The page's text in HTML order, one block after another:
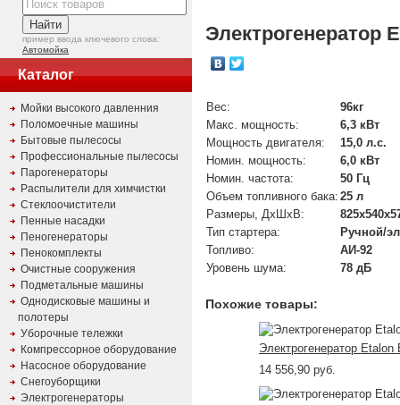
пример ввода ключевого слова:
Автомойка
Каталог
Мойки высокого давленния
Поломоечные машины
Бытовые пылесосы
Профессиональные пылесосы
Парогенераторы
Распылители для химчистки
Стеклоочистители
Пенные насадки
Пеногенераторы
Пенокомплекты
Очистные сооружения
Подметальные машины
Однодисковые машины и
полотеры
Уборочные тележки
Компрессорное оборудование
Насосное оборудование
Снегоуборщики
Электрогенераторы
Электрогенератор
Вес:
96кг
Макс. мощность:
6,3 кВт
Мощность двигателя:
15,0 л.с.
Номин. мощность:
6,0 кВт
Номин. частота:
50 Гц
Объем топливного бака: 25 л
Размеры, ДхШхВ:
Тип стартера:
Ручной/
Топливо:
АИ-92
Уровень шума:
78 дБ
Похожие товары:
Электрогенератор Etalon
14 556,90 руб.